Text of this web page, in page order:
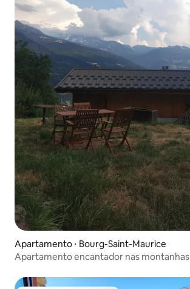
Apartamento ⋅ Bourg-Saint-Maurice
Apartamento encantador nas montanhas